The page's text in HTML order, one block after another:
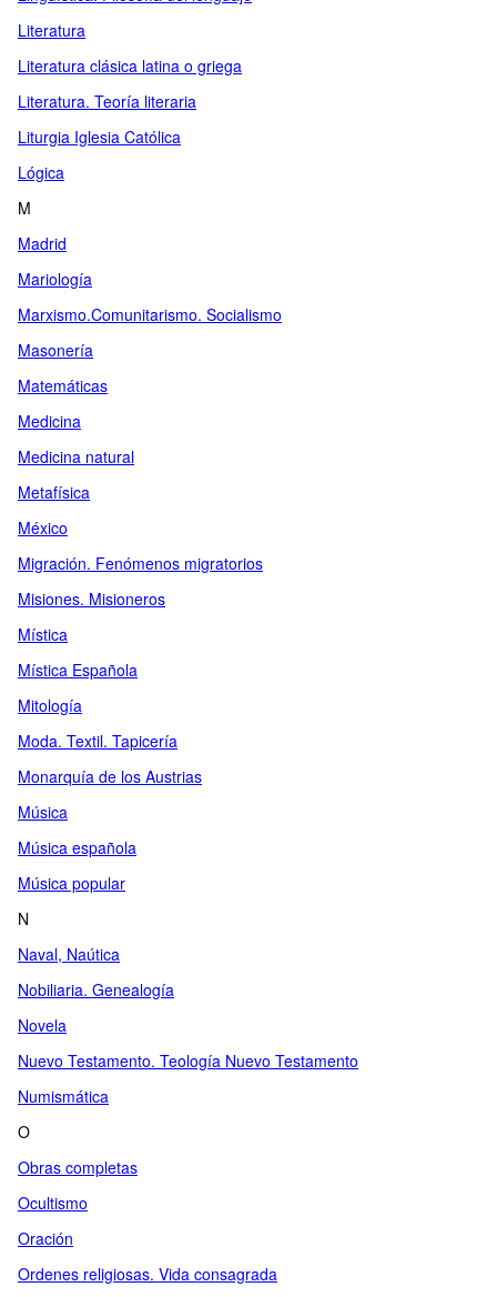
Literatura
Literatura clásica latina o griega
Literatura. Teoría literaria
Liturgia Iglesia Católica
Lógica
M
Madrid
Mariología
Marxismo.Comunitarismo. Socialismo
Masonería
Matemáticas
Medicina
Medicina natural
Metafísica
México
Migración. Fenómenos migratorios
Misiones. Misioneros
Mística
Mística Española
Mitología
Moda. Textil. Tapicería
Monarquía de los Austrias
Música
Música española
Música popular
N
Naval, Naútica
Nobiliaria. Genealogía
Novela
Nuevo Testamento. Teología Nuevo Testamento
Numismática
O
Obras completas
Ocultismo
Oración
Ordenes religiosas. Vida consagrada